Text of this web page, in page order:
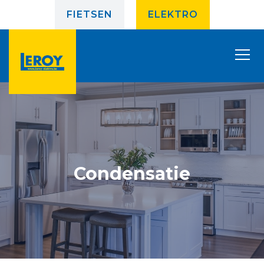
FIETSEN ELEKTRO
Condensatie